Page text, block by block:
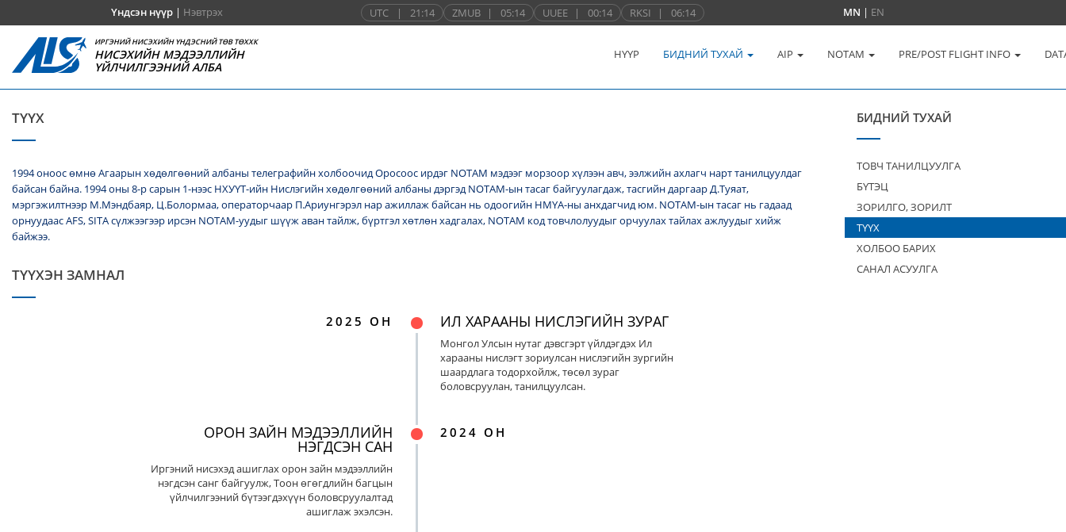
Үндсэн нүүр| Нэвтрэх UTC | 21:14 ZMUB | 05:14 UUEE | 00:14 RKSI | 06:14 MN | EN
ИРГЭНИЙ НИСЭХИЙН ҮНДЭСНИЙ ТӨВ ТӨХХК
НИСЭХИЙН МЭДЭЭЛЛИЙН
ҮЙЛЧИЛГЭЭНИЙ АЛБА
НҮҮР БИДНИЙ ТУХАЙ AIP NOTAM PRE/POST FLIGHT INFO
ТҮҮХ
1994 оноос өмнө Агаарын хөдөлгөөний албаны телеграфийн холбоочид Оросоос ирдэг NОТАМ мэдээг морзоор хүлээн авч, ээлжийн ахлагч нарт танилцуулдаг
байсан байна. 1994 оны 8-р сарын 1-нээс НХУҮТ-ийн Нислэгийн хөдөлгөөний албаны дэргэд NОТАМ-ын тасаг байгуулагдаж, тасгийн даргаар Д.Туяат,
мэргэжилтнээр М.Мэндбаяр, Ц.Болормаа, операторчаар П.Ариунгэрэл нар ажиллаж байсан нь одоогийн НМҮА-ны анхдагчид юм. NOTAM-ын тасаг нь гадаад
орнуудаас AFS, SITA сүлжээгээр ирсэн NОТАМ-уудыг шүүж аван тайлж, бүртгэл хөтлөн хадгалах, NОТАМ код товчлолуудыг орчуулах тайлах ажлуудыг хийж
байжээ.
ТҮҮХЭН ЗАМНАЛ
2025 ОН ИЛ ХАРААНЫ НИСЛЭГИЙН ЗУРАГ
Монгол Улсын нутаг дэвсгэрт үйлдэгдэх Ил
харааны нислэгт зориулсан нислэгийн зургийн
шаардлага тодорхойлж, төсөл зураг
боловсруулан, танилцуулсан.
2024 ОН
ОРОН ЗАЙН МЭДЭЭЛЛИЙН
НЭГДСЭН САН
Иргэний нисэхэд ашиглах орон зайн мэдээллийн
нэгдсэн санг байгуулж, Тоон өгөгдлийн багцын
үйлчилгээний бүтээгдэхүүн боловсруулалтад
ашиглаж эхэлсэн.
БИДНИЙ ТУХАЙ
ТОВЧ ТАНИЛЦУУЛГА
БҮТЭЦ
ЗОРИЛГО, ЗОРИЛТ
ТҮҮХ
ХОЛБОО БАРИХ
САНАЛ АСУУЛГА